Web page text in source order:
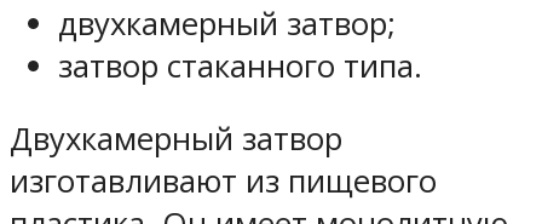
двухкамерный затвор;
затвор стаканного типа.
Двухкамерный затвор
изготавливают из пищевого